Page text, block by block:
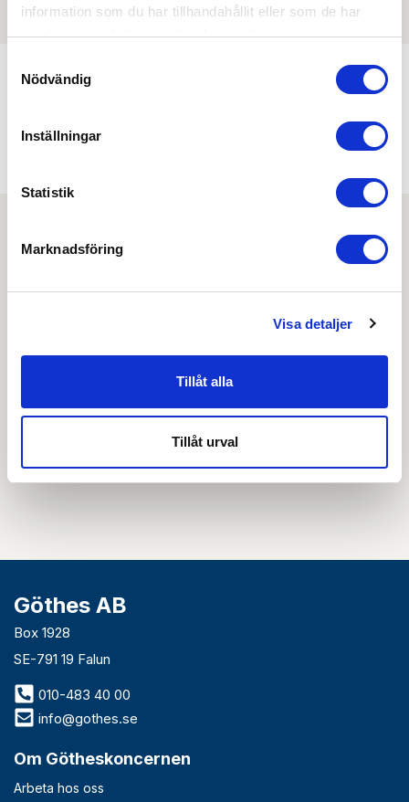
information som du har tillhandahållit eller som de har
samlat in när du har använt deras tjänster.
Nödvändig
Inställningar
Statistik
Marknadsföring
Visa detaljer
Tillåt alla
Tillåt urval
Prenumerera på vårt nyhetsbrev och få tips,
Genom att skicka din e-postadress till oss och prenumerera på vårt
tidigare nyhetsbrevhär
Göthes AB
Box 1928
SE-791 19 Falun
010-483 40 00
info@gothes.se
Om Götheskoncernen
Arbeta hos oss